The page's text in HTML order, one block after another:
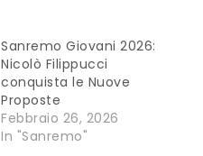
Sanremo Giovani 2026:
Nicolò Filippucci
conquista le Nuove
Proposte
Febbraio 26, 2026
In "Sanremo"